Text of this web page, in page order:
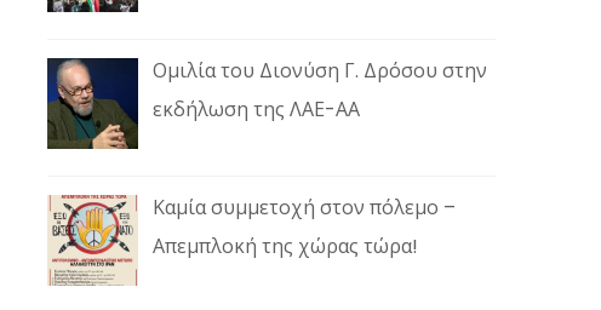
Ομιλία του Διονύση Γ. Δρόσου στην
εκδήλωση της ΛΑΕ-ΑΑ
Καμία συμμετοχή στον πόλεμο –
Απεμπλοκή της χώρας τώρα!